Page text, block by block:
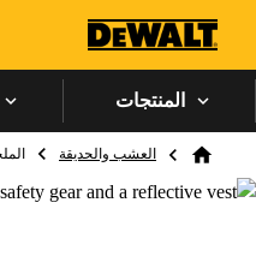
المنتجات
Breadcrumb
Homeالعشب والحديقة